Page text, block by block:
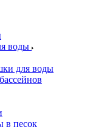
воды
для воды
в песок